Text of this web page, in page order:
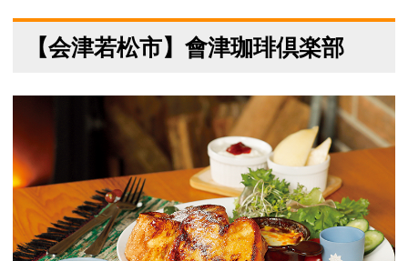
【会津若松市】會津珈琲倶楽部